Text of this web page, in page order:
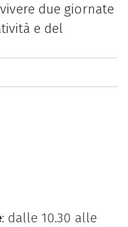
due giornate
e del
: dalle 10.30 alle